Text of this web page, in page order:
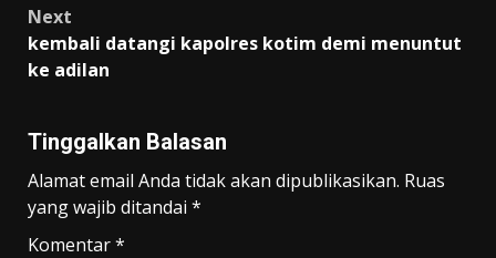
Next
kembali datangi kapolres kotim demi menuntut
ke adilan
Tinggalkan Balasan
Alamat email Anda tidak akan dipublikasikan. Ruas
yang wajib ditandai *
Komentar*